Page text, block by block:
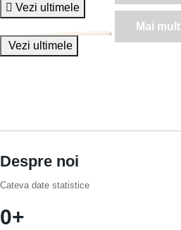
Vezi ultimele
Mai mult
Vezi ultimele
Despre noi
Cateva date statistice
0